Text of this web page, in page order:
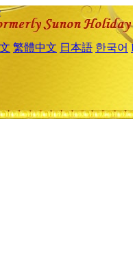
繁體中文 日本語 한국어